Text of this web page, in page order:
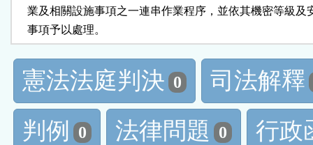
業及相關設施事項之一連串作業程序，並依其機密等級及
    事項予以處理。
憲法法庭判決 0
司法解釋
判例
0 法律問題 0
行政